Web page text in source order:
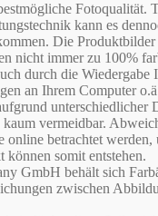
Fotoqualität.
kann es
Die
nicht immer zu 100%
durch die Wiedergabe
an Ihrem Computer
unterschiedlicher
vermeidbar.
online betrachtet werden,
können somit entstehen.
GmbH behält sich
zwischen